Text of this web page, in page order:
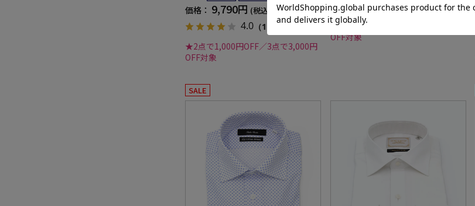
価格： 9,790円 (税込)
4.0 （1）
★2点で1,000円OFF／3点で3,000円
OFF対象
価格：6,589円(税込)
★2点で1,000円OFF／3点で3,000円
OFF対象
SALE